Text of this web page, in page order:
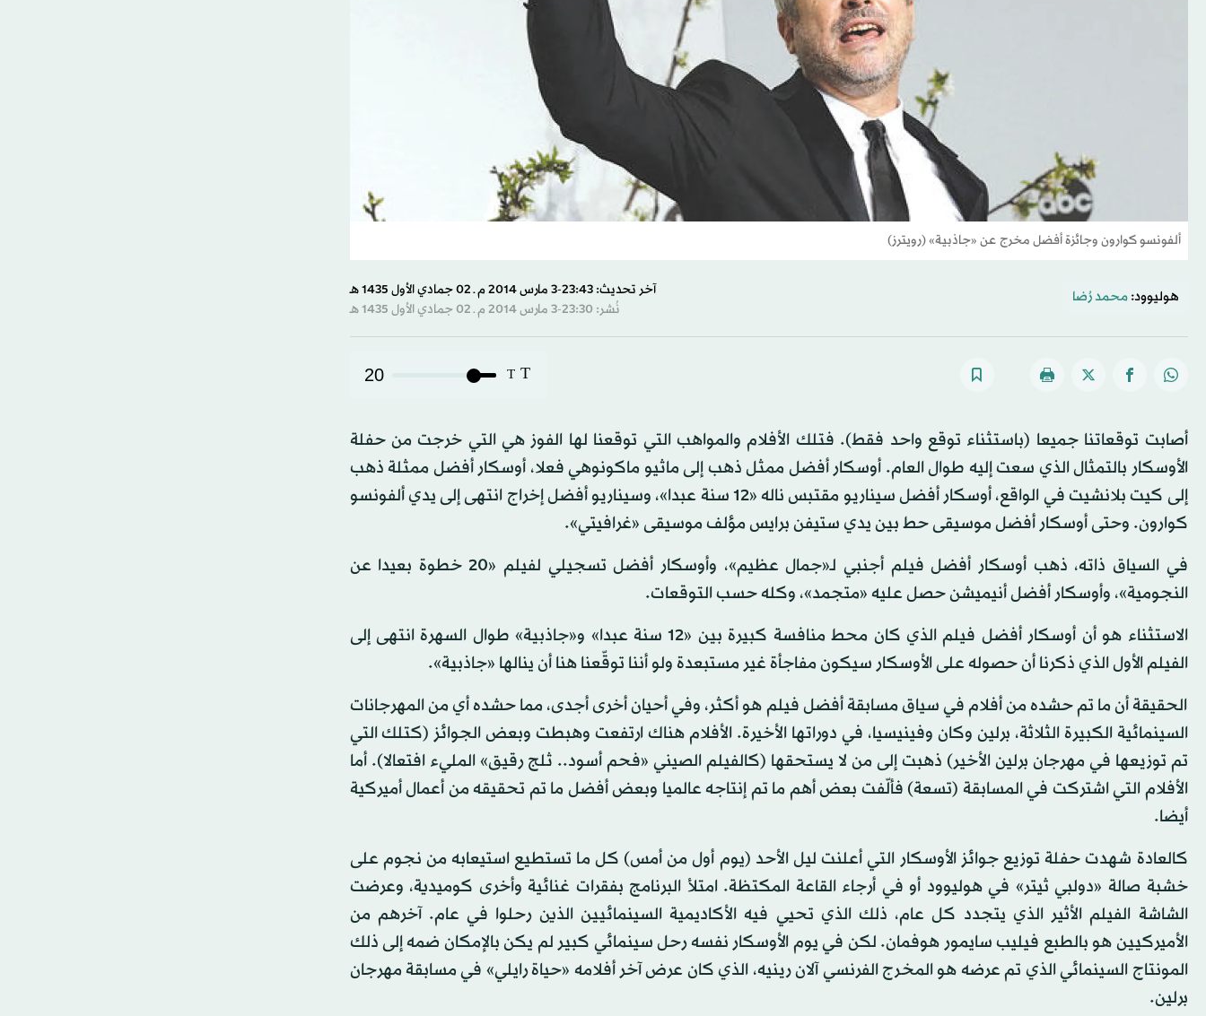
ألفونسو كوارون وجائزة أفضل مخرج عن «جاذبية» (رويترز)
هوليوود: محمد رُضا
آخر تحديث: 23:43-3 مارس 2014 م ـ 02 جمادي الأول 1435 هـ
نُشر: 23:30-3 مارس 2014 م ـ 02 جمادي الأول 1435 هـ
T
T
20
أصابت توقعاتنا جميعا (باستثناء توقع واحد فقط). فتلك الأفلام والمواهب التي توقعنا لها الفوز هي التي خرجت من حفلة
الأوسكار بالتمثال الذي سعت إليه طوال العام. أوسكار أفضل ممثل ذهب إلى ماثيو ماكونوهي فعلا، أوسكار أفضل ممثلة ذهب
إلى كيت بلانشيت في الواقع، أوسكار أفضل سيناريو مقتبس ناله «12 سنة عبدا»، وسيناريو أفضل إخراج انتهى إلى يدي ألفونسو
كوارون. وحتى أوسكار أفضل موسيقى حط بين يدي ستيفن برايس مؤلف موسيقى «غرافيتي».
في السياق ذاته، ذهب أوسكار أفضل فيلم أجنبي لـ«جمال عظيم»، وأوسكار أفضل تسجيلي لفيلم «20 خطوة بعيدا عن
النجومية»، وأوسكار أفضل أنيميشن حصل عليه «متجمد»، وكله حسب التوقعات.
الاستثناء هو أن أوسكار أفضل فيلم الذي كان محط منافسة كبيرة بين «12 سنة عبدا» و«جاذبية» طوال السهرة انتهى إلى
الفيلم الأول الذي ذكرنا أن حصوله على الأوسكار سيكون مفاجأة غير مستبعدة ولو أننا توقّعنا هنا أن ينالها «جاذبية».
الحقيقة أن ما تم حشده من أفلام في سياق مسابقة أفضل فيلم هو أكثر، وفي أحيان أخرى أجدى، مما حشده أي من المهرجانات
السينمائية الكبيرة الثلاثة، برلين وكان وفينيسيا، في دوراتها الأخيرة. الأفلام هناك ارتفعت وهبطت وبعض الجوائز (كتلك التي
تم توزيعها في مهرجان برلين الأخير) ذهبت إلى من لا يستحقها (كالفيلم الصيني «فحم أسود.. ثلج رقيق» المليء افتعالا). أما
الأفلام التي اشتركت في المسابقة (تسعة) فألّفت بعض أهم ما تم إنتاجه عالميا وبعض أفضل ما تم تحقيقه من أعمال أميركية
أيضا.
كالعادة شهدت حفلة توزيع جوائز الأوسكار التي أعلنت ليل الأحد (يوم أول من أمس) كل ما تستطيع استيعابه من نجوم على
خشبة صالة «دولبي ثيتر» في هوليوود أو في أرجاء القاعة المكتظة. امتلأ البرنامج بفقرات غنائية وأخرى كوميدية، وعرضت
الشاشة الفيلم الأثير الذي يتجدد كل عام، ذلك الذي تحيي فيه الأكاديمية السينمائيين الذين رحلوا في عام. آخرهم من
الأميركيين هو بالطبع فيليب سايمور هوفمان. لكن في يوم الأوسكار نفسه رحل سينمائي كبير لم يكن بالإمكان ضمه إلى ذلك
المونتاج السينمائي الذي تم عرضه هو المخرج الفرنسي آلان رينيه، الذي كان عرض آخر أفلامه «حياة رايلي» في مسابقة مهرجان
برلين.